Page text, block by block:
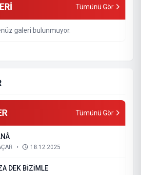
Tümünü Gör
galeri bulunmuyor.
Tümünü Gör
• 18.12.2025
DEK BİZİMLE